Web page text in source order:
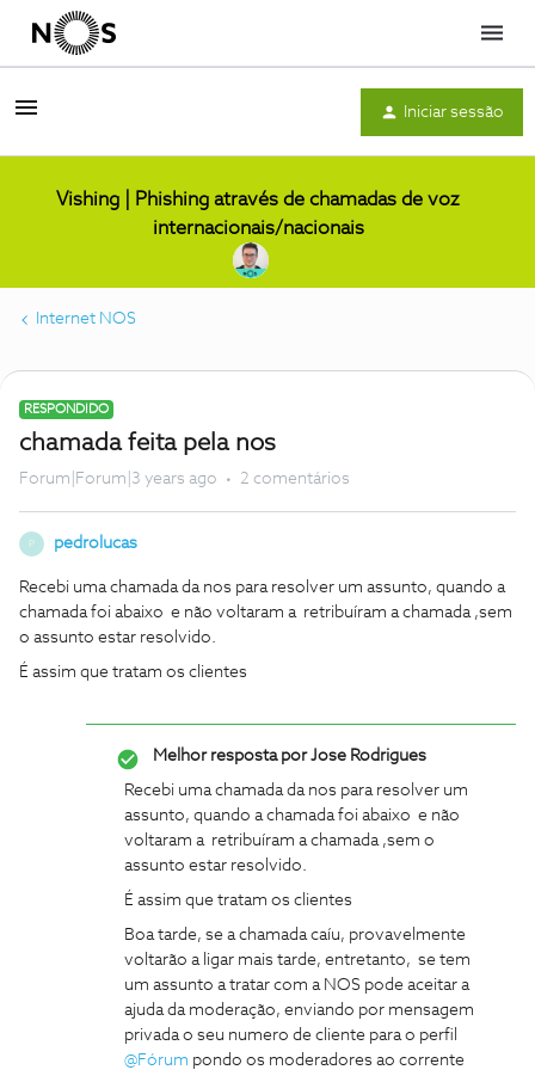
Menu
Iniciar sessão
Vishing | Phishing através de chamadas de voz
internacionais/nacionais
Internet NOS
RESPONDIDO
chamada feita pela nos
Forum|Forum|3 years ago 2 comentários
P pedrolucas
Recebi uma chamada da nos para resolver um assunto, quando a
chamada foi abaixo e não voltaram a retribuíram a chamada ,sem
o assunto estar resolvido.
É assim que tratam os clientes
Melhor resposta porJose Rodrigues
Recebi uma chamada da nos para resolver um
assunto, quando a chamada foi abaixo e não
voltaram a retribuíram a chamada ,sem o
assunto estar resolvido.
É assim que tratam os clientes
Boa tarde, se a chamada caíu, provavelmente
voltarão a ligar mais tarde, entretanto, se tem
um assunto a tratar com a NOS pode aceitar a
ajuda da moderação, enviando por mensagem
privada o seu numero de cliente para o perfil
@Fórum pondo os moderadores ao corrente